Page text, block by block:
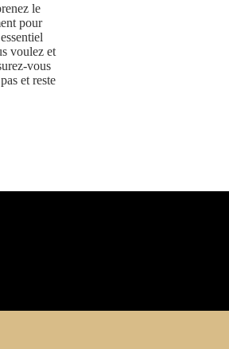
le
pour
voulez et
vous
et reste